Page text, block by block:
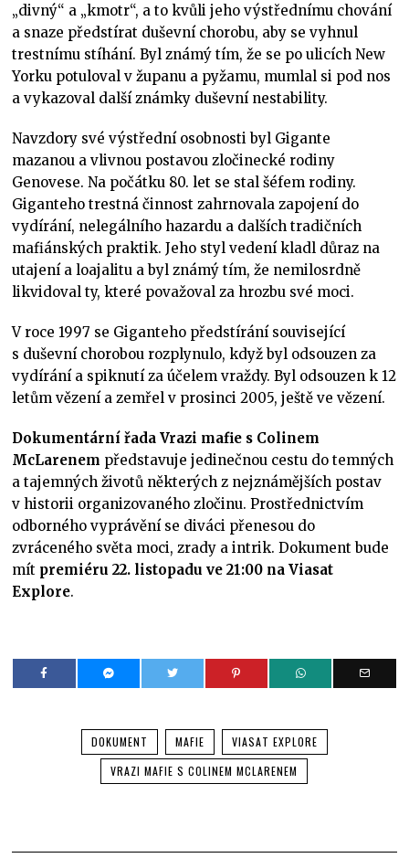
„divný“ a „kmotr“, a to kvůli jeho výstřednímu chování
a snaze předstírat duševní chorobu, aby se vyhnul
trestnímu stíhání. Byl známý tím, že se po ulicích New
Yorku potuloval v županu a pyžamu, mumlal si pod nos
a vykazoval další známky duševní nestability.
Navzdory své výstřední osobnosti byl Gigante
mazanou a vlivnou postavou zločinecké rodiny
Genovese. Na počátku 80. let se stal šéfem rodiny.
Giganteho trestná činnost zahrnovala zapojení do
vydírání, nelegálního hazardu a dalších tradičních
mafiánských praktik. Jeho styl vedení kladl důraz na
utajení a loajalitu a byl známý tím, že nemilosrdně
likvidoval ty, které považoval za hrozbu své moci.
V roce 1997 se Giganteho předstírání související
s duševní chorobou rozplynulo, když byl odsouzen za
vydírání a spiknutí za účelem vraždy. Byl odsouzen k 12
letům vězení a zemřel v prosinci 2005, ještě ve vězení.
Dokumentární řada Vrazi mafie s Colinem
McLarenem představuje jedinečnou cestu do temných
a tajemných životů některých z nejznámějších postav
v historii organizovaného zločinu. Prostřednictvím
odborného vyprávění se diváci přenesou do
zvráceného světa moci, zrady a intrik. Dokument bude
mít premiéru 22. listopadu ve 21:00 na Viasat
Explore.
DOKUMENT MAFIE
VIASAT EXPLORE
VRAZI MAFIE S COLINEM MCLARENEM